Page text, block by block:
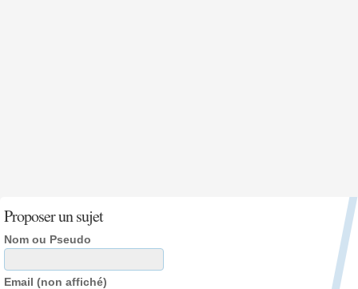
Proposer un sujet
Nom ou Pseudo
Email (non affiché)